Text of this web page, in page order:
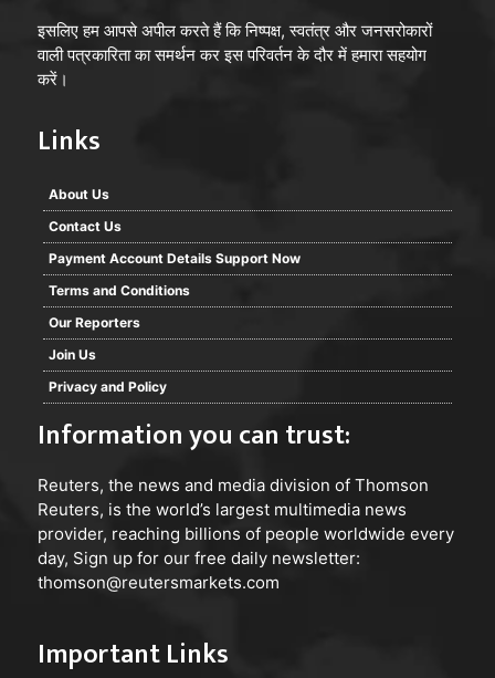
इसलिए हम आपसे अपील करते हैं कि निष्पक्ष, स्वतंत्र और जनसरोकारों
वाली पत्रकारिता का समर्थन कर इस परिवर्तन के दौर में हमारा सहयोग
करें।
Links
About Us
Contact Us
Payment Account Details Support Now
Terms and Conditions
Our Reporters
Join Us
Privacy and Policy
Information you can trust:
Reuters, the news and media division of Thomson
Reuters, is the world’s largest multimedia news
provider, reaching billions of people worldwide every
day, Sign up for our free daily newsletter:
thomson@reutersmarkets.com
Important Links